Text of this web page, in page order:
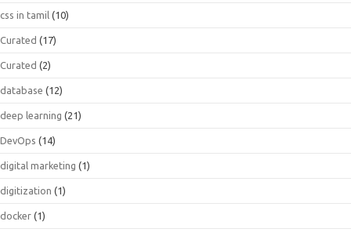
css in tamil (10)
Curated (17)
Curated (2)
database (12)
deep learning (21)
DevOps (14)
digital marketing (1)
digitization (1)
docker (1)